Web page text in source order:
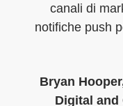
canali di
notifiche push
Bryan
Digital and